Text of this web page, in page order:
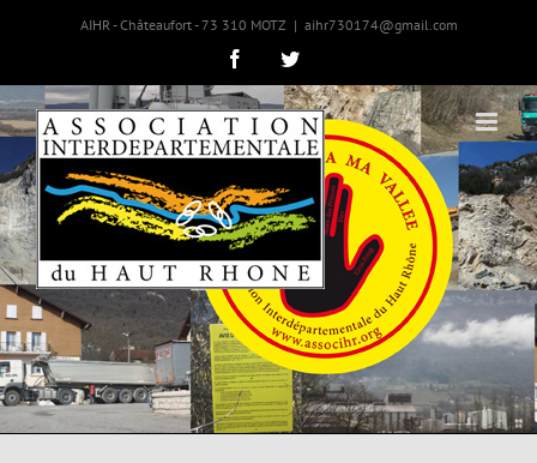
AIHR - Châteaufort - 73 310 MOTZ | aihr730174@gmail.com
FacebookTwitter